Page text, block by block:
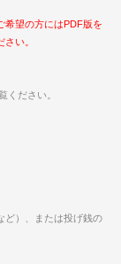
希望の方にはPDF版を
い。
ください。
ど）、または投げ銭の